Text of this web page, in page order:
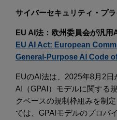
サイバーセキュリティ・プ
EU AI法：欧州委員会が汎用
EU AI Act: European
General-Purpose AI Code
EUのAI法は、2025年8月2日
AI（GPAI）モデルに関する
クベースの規制枠組みを制
では、GPAIモデルのプロバ